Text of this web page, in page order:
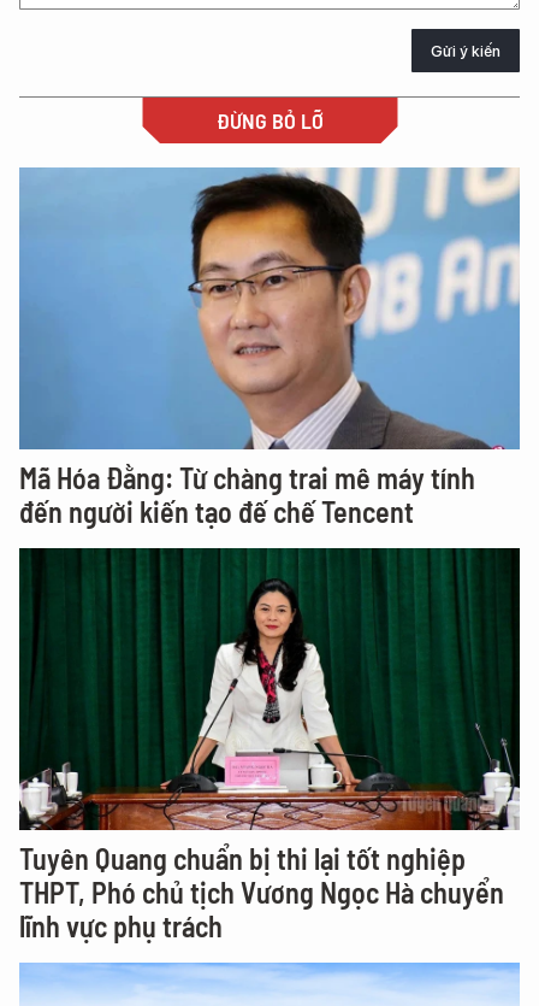
Gửi ý kiến
ĐỪNG BỎ LỠ
Mã Hóa Đằng: Từ chàng trai mê máy tính
đến người kiến tạo đế chế Tencent
Tuyên Quang chuẩn bị thi lại tốt nghiệp
THPT, Phó chủ tịch Vương Ngọc Hà chuyển
lĩnh vực phụ trách